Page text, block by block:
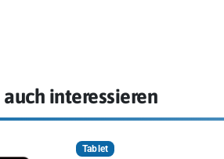
interessieren
Tablet